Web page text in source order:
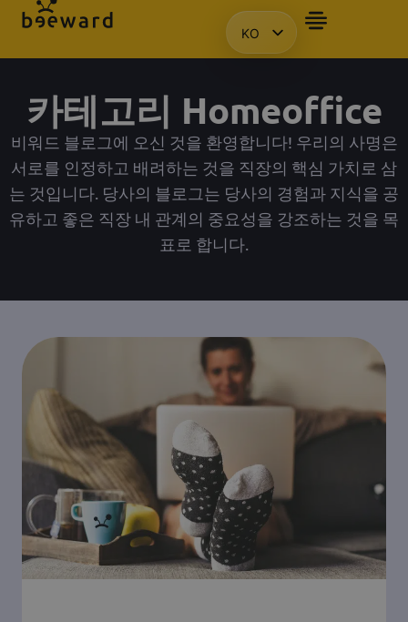
KO
HU
PL
카테고리 Homeoffice
비워드 블로그에 오신 것을 환영합니다! 우리의 사명은
서로를 인정하고 배려하는 것을 직장의 핵심 가치로 삼
는 것입니다. 당사의 블로그는 당사의 경험과 지식을 공
유하고 좋은 직장 내 관계의 중요성을 강조하는 것을 목
표로 합니다.